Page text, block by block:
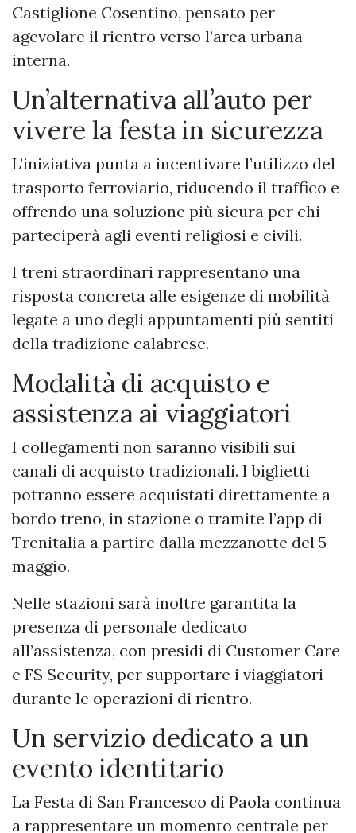
Castiglione Cosentino, pensato per
agevolare il rientro verso l’area urbana
interna.
Un’alternativa all’auto per
vivere la festa in sicurezza
L’iniziativa punta a incentivare l’utilizzo del
trasporto ferroviario, riducendo il traffico e
offrendo una soluzione più sicura per chi
parteciperà agli eventi religiosi e civili.
I treni straordinari rappresentano una
risposta concreta alle esigenze di mobilità
legate a uno degli appuntamenti più sentiti
della tradizione calabrese.
Modalità di acquisto e
assistenza ai viaggiatori
I collegamenti non saranno visibili sui
canali di acquisto tradizionali. I biglietti
potranno essere acquistati direttamente a
bordo treno, in stazione o tramite l’app di
Trenitalia a partire dalla mezzanotte del 5
maggio.
Nelle stazioni sarà inoltre garantita la
presenza di personale dedicato
all’assistenza, con presidi di Customer Care
e FS Security, per supportare i viaggiatori
durante le operazioni di rientro.
Un servizio dedicato a un
evento identitario
La Festa di San Francesco di Paola continua
a rappresentare un momento centrale per